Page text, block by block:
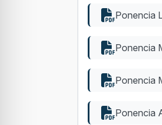
Ponencia
Ponencia
Ponencia
Ponencia